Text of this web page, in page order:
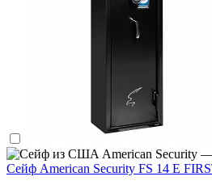
American
Сейф American Security FS 14 E